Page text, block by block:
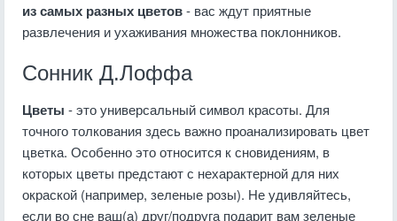
из самых разных цветов- вас ждут приятные
развлечения и ухаживания множества поклонников.
Сонник Д.Лоффа
Цветы - это универсальный символ красоты. Для
точного толкования здесь важно проанализировать цвет
цветка. Особенно это относится к сновидениям, в
которых цветы предстают с нехарактерной для них
окраской (например, зеленые розы). Не удивляйтесь,
если во сне ваш(а) друг/подруга подарит вам зеленые